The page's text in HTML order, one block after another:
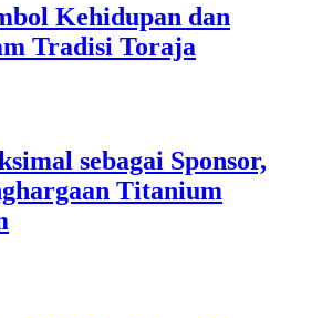
Kehidupan dan
Tradisi Toraja
sebagai Sponsor,
Titanium